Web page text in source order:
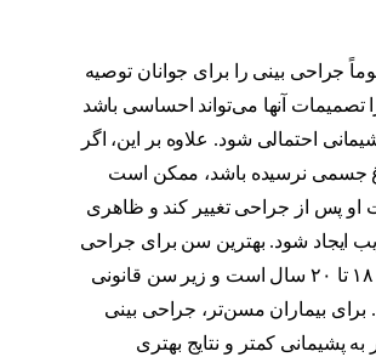
جراحی بینی را برای جوانان توصیه
تصمیمات آنها می‌تواند احساسی باشد
احتمالی شود. علاوه بر این، اگر
جسمی نرسیده باشد، ممکن است
پس از جراحی تغییر کند و ظاهری
ایجاد شود. بهترین سن برای جراحی
بینی حداقل ۱۸ تا ۲۰ سال است و زیر سن قانونی
بیماران مسن‌تر، جراحی بینی
به پشیمانی کمتر و نتایج بهتری